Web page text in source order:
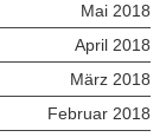
Mai 2018
April 2018
März 2018
Februar 2018